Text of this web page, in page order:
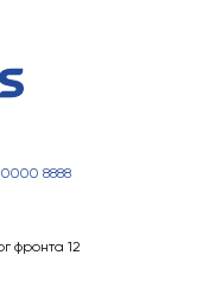
8888
фронта 12